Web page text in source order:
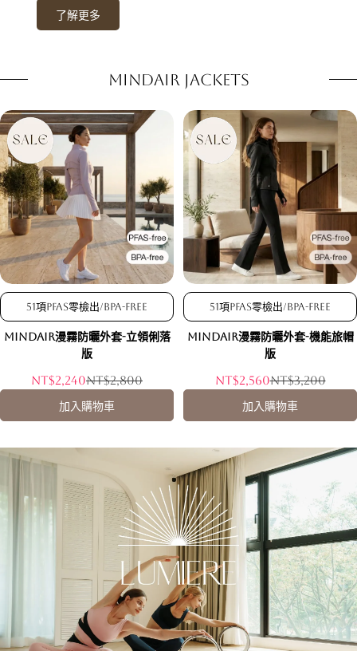
了解更多
MindAir Jackets
51項PFAS零檢出/BPA-free
MindAir漫霧防曬外套-立領俐落
版
NT$2,240NT$2,800
加入購物車
51項PFAS零檢出/BPA-free
MindAir漫霧防曬外套-機能旅帽
版
NT$2,560NT$3,200
加入購物車